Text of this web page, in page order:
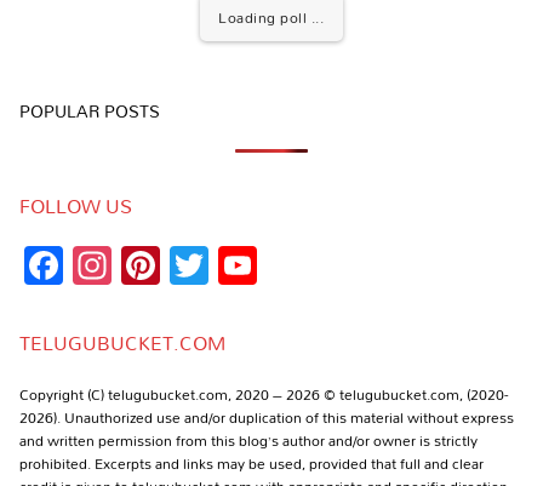
Loading poll ...
POPULAR POSTS
FOLLOW US
Facebook
Instagram
Pinterest
Twitter
TELUGUBUCKET.COM
Copyright (C) telugubucket.com, 2020 – 2026 © telugubucket.com, (2020-
2026). Unauthorized use and/or duplication of this material without express
and written permission from this blog’s author and/or owner is strictly
prohibited. Excerpts and links may be used, provided that full and clear